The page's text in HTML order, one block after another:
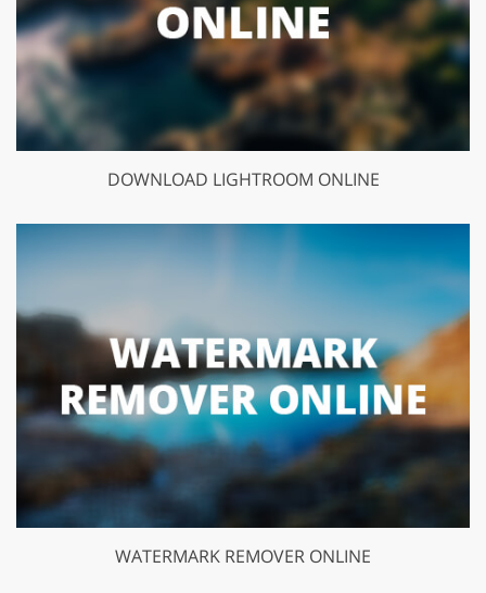
DOWNLOAD LIGHTROOM ONLINE
WATERMARK REMOVER ONLINE